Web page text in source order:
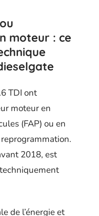
moteur : ce
TDI ont
moteur en
(FAP) ou en
2018, est
de l’énergie et